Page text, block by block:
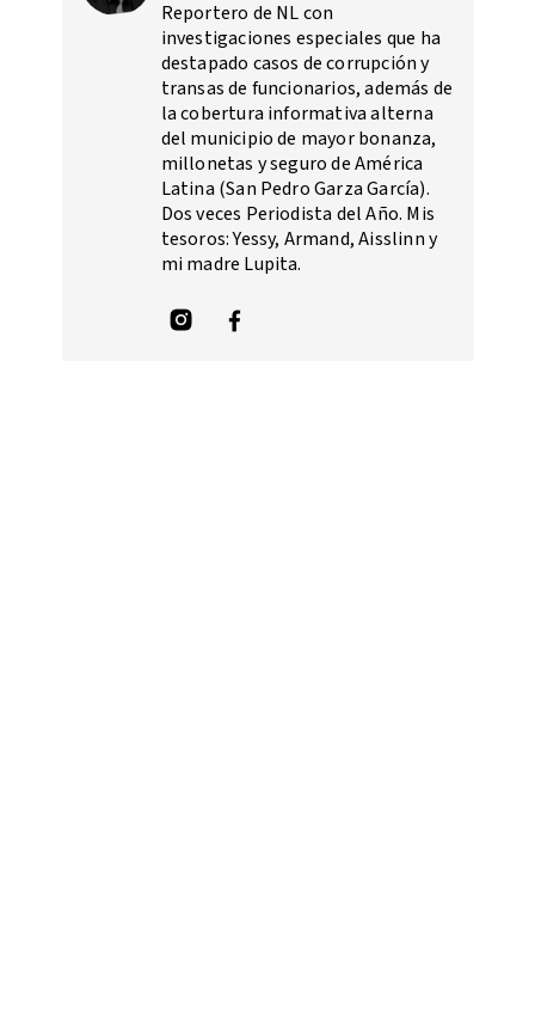
Reportero de NL con
investigaciones especiales que ha
destapado casos de corrupción y
transas de funcionarios, además de
la cobertura informativa alterna
del municipio de mayor bonanza,
millonetas y seguro de América
Latina (San Pedro Garza García).
Dos veces Periodista del Año. Mis
tesoros: Yessy, Armand, Aisslinn y
mi madre Lupita.